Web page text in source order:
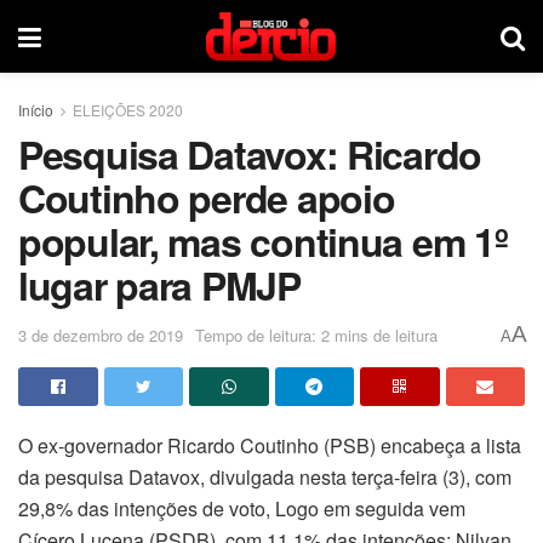
Início ELEIÇÕES 2020
Pesquisa Datavox: Ricardo
Coutinho perde apoio
popular, mas continua em 1º
lugar para PMJP
3 de dezembro de 2019 Tempo de leitura: 2 mins de leitura AA
O ex-governador Ricardo Coutinho (PSB) encabeça a lista
da pesquisa Datavox, divulgada nesta terça-feira (3), com
29,8% das intenções de voto, Logo em seguida vem